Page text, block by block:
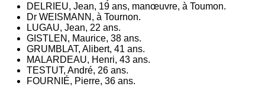
DELRIEU, Jean, 19 ans, manœuvre, à Toumon.
Dr WEISMANN, à Tournon.
LUGAU, Jean, 22 ans.
GISTLEN, Maurice, 38 ans.
GRUMBLAT, Alibert, 41 ans.
MALARDEAU, Henri, 43 ans.
TESTUT, André, 26 ans.
FOURNIÉ, Pierre, 36 ans.